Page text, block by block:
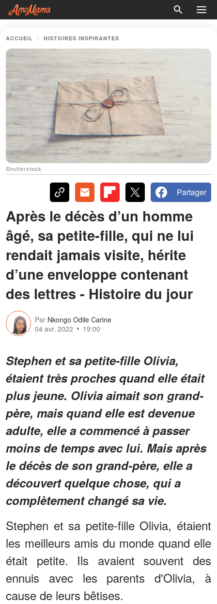
ACCUEIL HISTOIRES INSPIRANTES
Shutterstock
Partager
Après le décès d’un homme
âgé, sa petite-fille, qui ne lui
rendait jamais visite, hérite
d’une enveloppe contenant
des lettres - Histoire du jour
Par Nkongo Odile Carine
04 avr. 2022
19:00
Stephen et sa petite-fille Olivia,
étaient très proches quand elle était
plus jeune. Olivia aimait son grand-
père, mais quand elle est devenue
adulte, elle a commencé à passer
moins de temps avec lui. Mais après
le décès de son grand-père, elle a
découvert quelque chose, qui a
complètement changé sa vie.
Stephen et sa petite-fille Olivia, étaient
les meilleurs amis du monde quand elle
était petite. Ils avaient souvent des
ennuis avec les parents d'Olivia, à
cause de leurs bêtises.